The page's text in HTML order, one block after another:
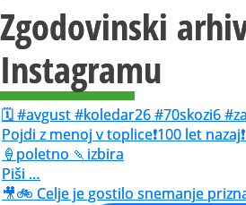
Zgodovinski
Instagramu
🗓️ #avgust #koledar26 #70skozi6
Pojdi z menoj v toplice❗️100 let
🍦poletno 🍡izbira
Piši …
🎥🚲 Celje je gostilo snemanje